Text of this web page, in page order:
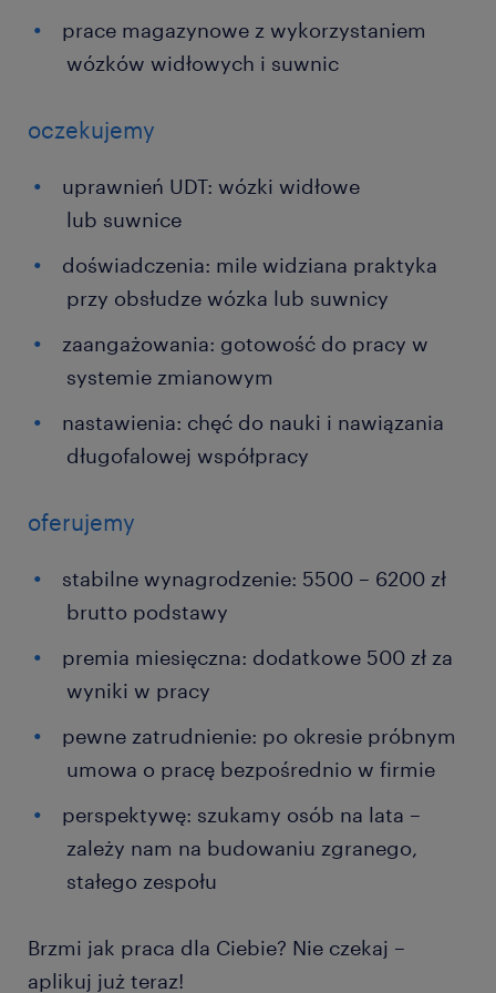
prace magazynowe z wykorzystaniem
wózków widłowych i suwnic
oczekujemy
uprawnień UDT: wózki widłowe
lub suwnice
doświadczenia: mile widziana praktyka
przy obsłudze wózka lub suwnicy
zaangażowania: gotowość do pracy w
systemie zmianowym
nastawienia: chęć do nauki i nawiązania
długofalowej współpracy
oferujemy
stabilne wynagrodzenie: 5500 – 6200 zł
brutto podstawy
premia miesięczna: dodatkowe 500 zł za
wyniki w pracy
pewne zatrudnienie: po okresie próbnym
umowa o pracę bezpośrednio w firmie
perspektywę: szukamy osób na lata –
zależy nam na budowaniu zgranego,
stałego zespołu
Brzmi jak praca dla Ciebie? Nie czekaj –
aplikuj już teraz!